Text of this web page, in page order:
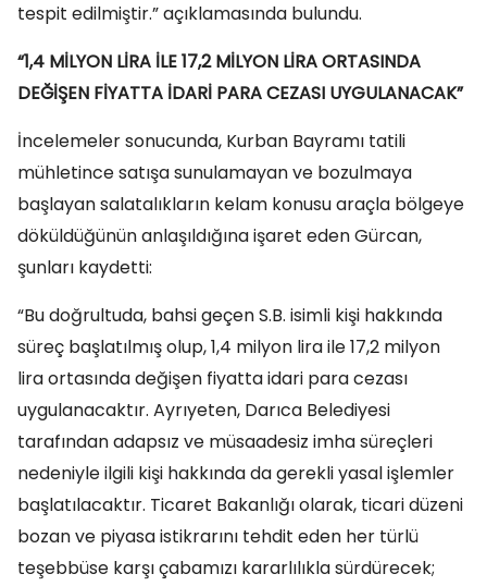
tespit edilmiştir.” açıklamasında bulundu.
“1,4 MİLYON LİRA İLE 17,2 MİLYON LİRA ORTASINDA
DEĞİŞEN FİYATTA İDARİ PARA CEZASI UYGULANACAK”
İncelemeler sonucunda, Kurban Bayramı tatili
mühletince satışa sunulamayan ve bozulmaya
başlayan salatalıkların kelam konusu araçla bölgeye
döküldüğünün anlaşıldığına işaret eden Gürcan,
şunları kaydetti:
“Bu doğrultuda, bahsi geçen S.B. isimli kişi hakkında
süreç başlatılmış olup, 1,4 milyon lira ile 17,2 milyon
lira ortasında değişen fiyatta idari para cezası
uygulanacaktır. Ayrıyeten, Darıca Belediyesi
tarafından adapsız ve müsaadesiz imha süreçleri
nedeniyle ilgili kişi hakkında da gerekli yasal işlemler
başlatılacaktır. Ticaret Bakanlığı olarak, ticari düzeni
bozan ve piyasa istikrarını tehdit eden her türlü
teşebbüse karşı çabamızı kararlılıkla sürdürecek;